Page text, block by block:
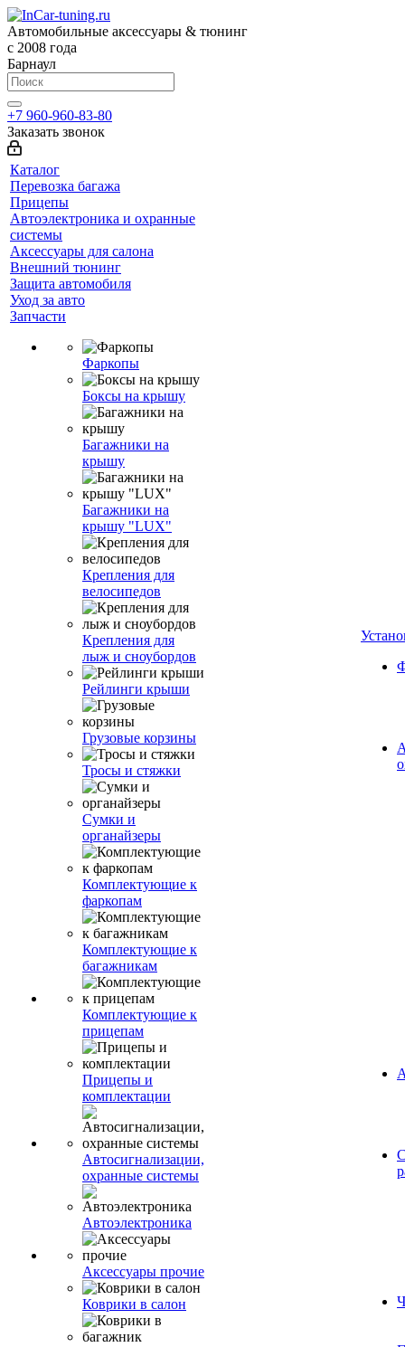
Автомобильные аксессуары & тюнинг
с 2008 года
Барнаул
+7 960-960-83-80
Заказать звонок
Каталог
Перевозка багажа
Прицепы
Автоэлектроника и охранные
системы
Аксессуары для салона
Внешний тюнинг
Защита автомобиля
Уход за авто
Запчасти
Фаркопы
Боксы на крышу
Багажники на
крышу
Багажники на
крышу "LUX"
Крепления для
велосипедов
Крепления для
лыж и сноубордов
Рейлинги крыши
Грузовые корзины
Тросы и стяжки
Сумки и
органайзеры
Комплектующие к
фаркопам
Комплектующие к
багажникам
Комплектующие к
прицепам
Прицепы и
комплектации
Автосигнализации,
охранные системы
Автоэлектроника
Аксессуары прочие
Коврики в салон